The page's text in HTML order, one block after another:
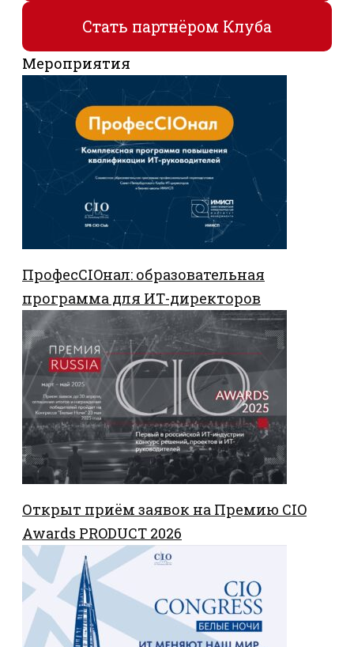
Стать партнёром Клуба
Мероприятия
ПрофесCIOнал: образовательная
программа для ИТ-директоров
Открыт приём заявок на Премию CIO
Awards PRODUCT 2026